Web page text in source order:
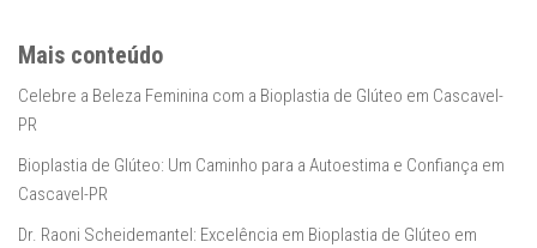
Mais conteúdo
Celebre a Beleza Feminina com a Bioplastia de Glúteo em Cascavel-
PR
Bioplastia de Glúteo: Um Caminho para a Autoestima e Confiança em
Cascavel-PR
Dr. Raoni Scheidemantel: Excelência em Bioplastia de Glúteo em